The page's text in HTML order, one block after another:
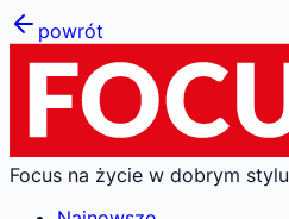
powrót
Focus na życie w dobrym stylu